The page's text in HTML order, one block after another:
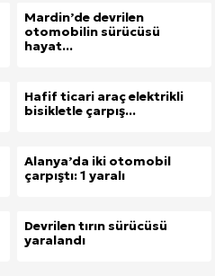
Mardin’de devrilen
otomobilin sürücüsü
hayat...
Hafif ticari araç elektrikli
bisikletle çarpış...
Alanya’da iki otomobil
çarpıştı: 1 yaralı
Devrilen tırın sürücüsü
yaralandı